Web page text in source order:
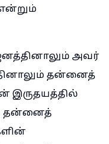
அவர்
தன்னைத்
இருதயத்தில்
தன்னைத்